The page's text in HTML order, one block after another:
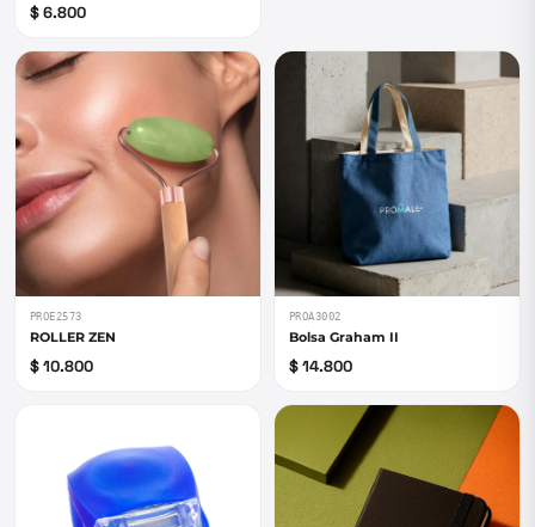
$ 6.800
PROE2573
ROLLER ZEN
$ 10.800
PROA3002
Bolsa Graham II
$ 14.800